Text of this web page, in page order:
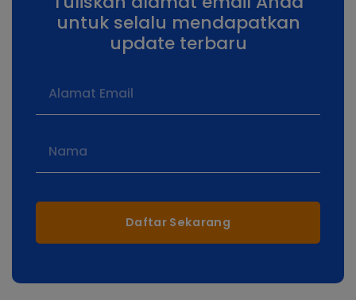
untuk selalu mendapatkan
update terbaru
Daftar Sekarang